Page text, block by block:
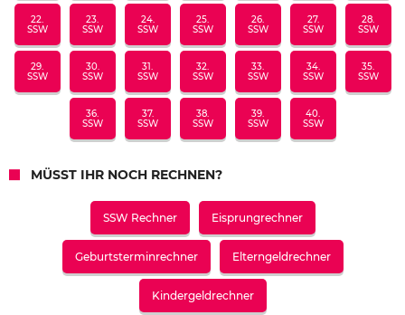
22.
SSW
23.
SSW
24.
SSW
25.
SSW
26.
SSW
27.
SSW
28.
SSW
29.
SSW
30.
SSW
31.
SSW
32.
SSW
33.
SSW
34.
SSW
35.
SSW
36.
SSW
37.
SSW
38.
SSW
39.
SSW
40.
SSW
MÜSST IHR NOCH RECHNEN?
SSW Rechner Eisprungrechner
Geburtsterminrechner Elterngeldrechner
Kindergeldrechner